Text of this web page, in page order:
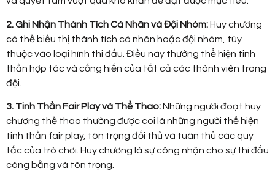
2. Ghi Nhận Thành Tích Cá Nhân và Đội Nhóm:Huy chương
có thể biểu thị thành tích cá nhân hoặc đội nhóm, tùy
thuộc vào loại hình thi đấu. Điều này thường thể hiện tinh
thần hợp tác và cống hiến của tất cả các thành viên trong
đội.
3. Tinh Thần Fair Play và Thể Thao:Những người đoạt huy
chương thể thao thường được coi là những người thể hiện
tinh thần fair play, tôn trọng đối thủ và tuân thủ các quy
tắc của trò chơi. Huy chương là sự công nhận cho sự thi đấu
công bằng và tôn trọng.